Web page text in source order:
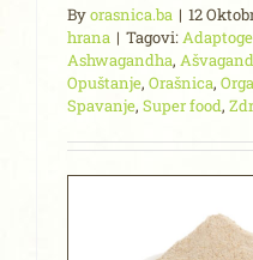
Byorasnica.ba | 12
hrana | Tagovi:
Ashwagandha,
Opuštanje, Orašnica,
Spavanje, Super food,